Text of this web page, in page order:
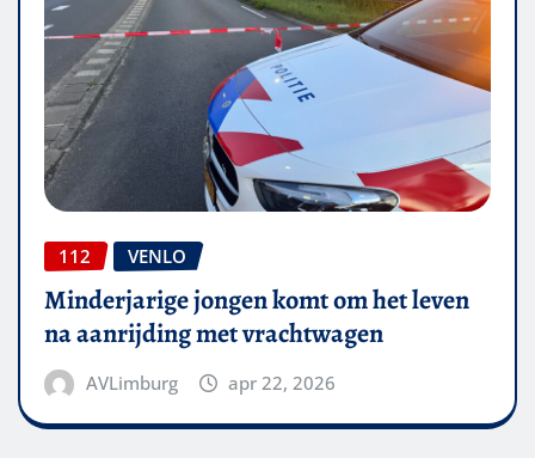
112 VENLO
Minderjarige jongen komt om het leven
na aanrijding met vrachtwagen
AVLimburg apr 22, 2026